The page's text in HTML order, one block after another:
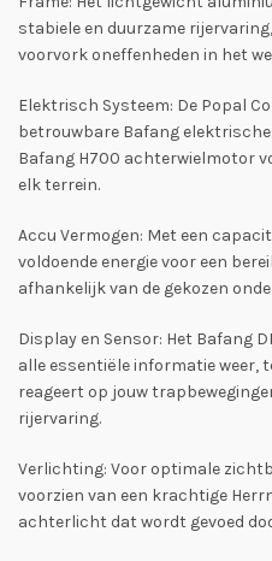
stabiele en duurzame
voorvork oneffenheden in het
Elektrisch Systeem: De Popal
betrouwbare Bafang
Bafang H700 achterwielmotor
elk terrein.
Accu Vermogen: Met een
voldoende energie voor een
afhankelijk van de gekozen
Display en Sensor: Het Bafang
alle essentiële informatie weer,
reageert op jouw
rijervaring.
Verlichting: Voor optimale
voorzien van een krachtige
achterlicht dat wordt gevoed